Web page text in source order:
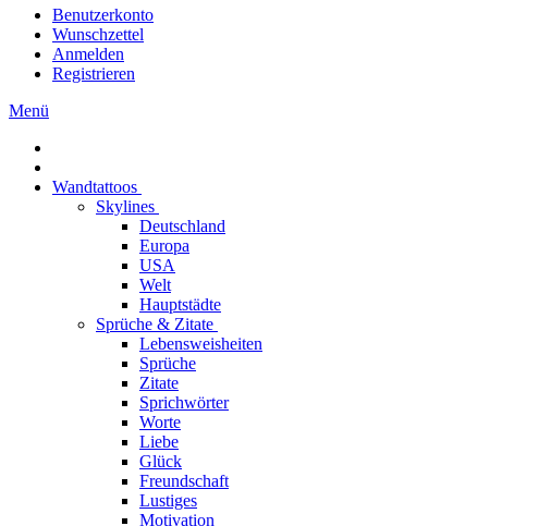
Benutzerkonto
Wunschzettel
Anmelden
Registrieren
Menü
Wandtattoos
Skylines
Deutschland
Europa
USA
Welt
Hauptstädte
Sprüche & Zitate
Lebensweisheiten
Sprüche
Zitate
Sprichwörter
Worte
Liebe
Glück
Freundschaft
Lustiges
Motivation